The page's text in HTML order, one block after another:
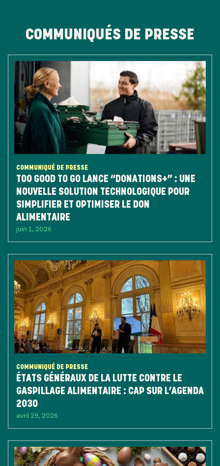
COMMUNIQUÉS DE PRESSE
COMMUNIQUÉ DE PRESSE
TOO GOOD TO GO LANCE “DONATIONS+” : UNE
NOUVELLE SOLUTION TECHNOLOGIQUE POUR
SIMPLIFIER ET OPTIMISER LE DON
ALIMENTAIRE
juin 1, 2026
COMMUNIQUÉ DE PRESSE
ÉTATS GÉNÉRAUX DE LA LUTTE CONTRE LE
GASPILLAGE ALIMENTAIRE : CAP SUR L’AGENDA
2030
avril 29, 2026